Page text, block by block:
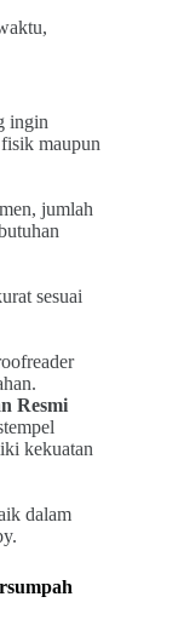
ingin
maupun
jumlah
sesuai
Resmi
kekuatan
dalam